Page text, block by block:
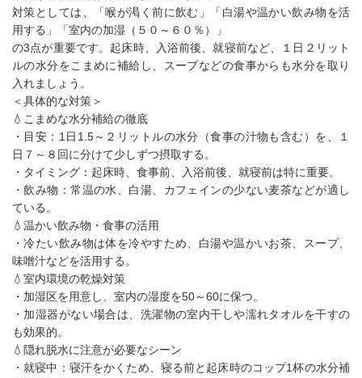
対策としては、「喉が渇く前に飲む」「白湯や温かい飲み物を活
用する」「室内の加湿（５０～６０％）」
の3点が重要です。起床時、入浴前後、就寝前など、１日２リット
ルの水分をこまめに補給し、スープなどの食事からも水分を取り
入れましょう。
＜具体的な対策＞
💧こまめな水分補給の徹底
・目安：1日1.5～２リットルの水分（食事の汁物も含む）を、１
日７～８回に分けて少しずつ摂取する。
・タイミング：起床時、食事前、入浴前後、就寝前は特に重要。
・飲み物：常温の水、白湯、カフェインの少ない麦茶などが適し
ている。
💧温かい飲み物・食事の活用
・冷たい飲み物は体を冷やすため、白湯や温かいお茶、スープ、
味噌汁などを活用する。
💧室内環境の乾燥対策
・加湿区を用意し、室内の湿度を50～60に保つ。
・加湿器がない場合は、洗濯物の室内干しや濡れタオルを干すの
も効果的。
💧隠れ脱水に注意が必要なシーン
・就寝中：寝汗をかくため、寝る前と起床時のコップ1杯の水分補